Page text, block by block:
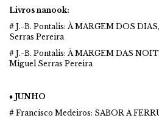
Livros nanook:
# J.-B. Pontalis: À MARGEM DOS
Serras Pereira
# J.-B. Pontalis: À MARGEM DAS
Miguel Serras Pereira
♦ JUNHO
# Francisco Medeiros: SABOR A